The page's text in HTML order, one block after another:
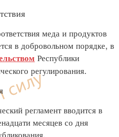
меда и продуктов
в добровольном порядке, в
Республики
регулирования.
регламент вводится в
месяцев со дня